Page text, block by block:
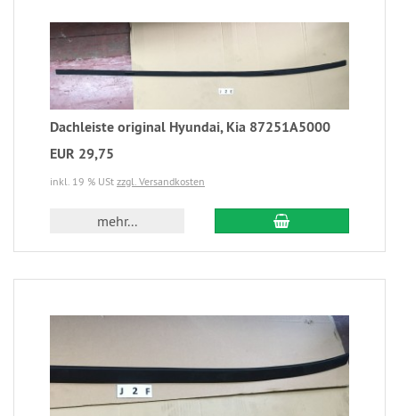
Dachleiste original Hyundai, Kia 87251A5000
EUR 29,75
inkl. 19 % USt zzgl. Versandkosten
mehr...